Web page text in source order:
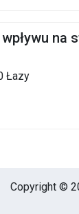
na
Łazy
Copyright ©